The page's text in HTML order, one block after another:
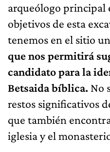
arqueólogo principal
objetivos de esta
tenemos en el sitio
que nos permitirá
candidato para la
Betsaida bíblica. No
restos significativos
que también
iglesia y el